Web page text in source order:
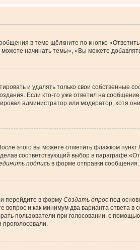
в теме щёлкните по кнопке
начинать темы», «Вы можете
и удалять только свои собственные
Если кто-то уже ответил на
администратор или модератор, хотя
этого вы можете отметить флажком пункт
соответствующий выбор в параграфе
подпись в форме отправки сообщения.
перейдите в форму Создать опрос под
и как минимум два варианта ответа
пользователи при голосовании, с